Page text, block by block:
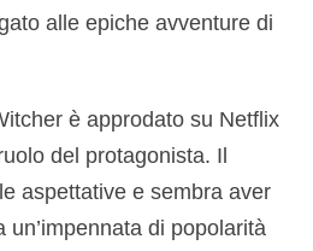
alle epiche avventure di
è approdato su Netflix
del protagonista. Il
aspettative e sembra aver
di popolarità